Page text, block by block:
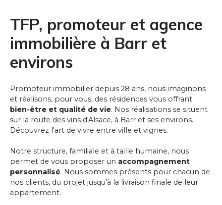
TFP, promoteur et agence
immobilière à Barr et
environs
Promoteur immobilier depuis 28 ans, nous imaginons
et réalisons, pour vous, des résidences vous offrant
bien-être et qualité de vie. Nos réalisations se situent
sur la route des vins d'Alsace, à Barr et ses environs.
Découvrez l'art de vivre entre ville et vignes.
Notre structure, familiale et à taille humaine, nous
permet de vous proposer un accompagnement
personnalisé. Nous sommes présents pour chacun de
nos clients, du projet jusqu'à la livraison finale de leur
appartement.